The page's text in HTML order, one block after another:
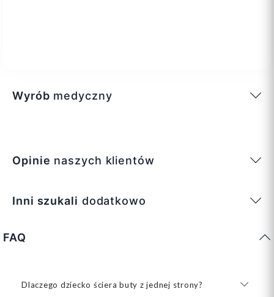
Wyrób medyczny
Opinie naszych klientów
Inni szukali dodatkowo
FAQ
Dlaczego dziecko ściera buty z jednej strony?